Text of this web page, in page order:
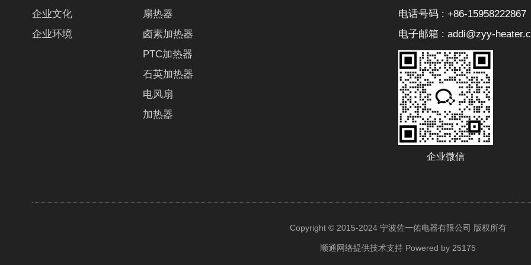
企业文化
企业环境
扇热器
卤素加热器
PTC加热器
石英加热器
电风扇
加热器
电话号码 : +86-15958222867
电子邮箱 : addi@zyy-
企业微信
Copyright © 2015-2024 宁波佐一佑电器有限公司 版权所有
顺通网络提供技术支持 Powered by 25175